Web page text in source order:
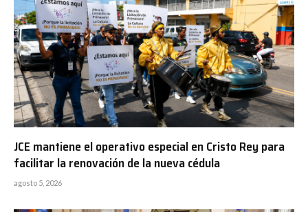
JCE mantiene el operativo especial en Cristo Rey para
facilitar la renovación de la nueva cédula
agosto 5, 2026